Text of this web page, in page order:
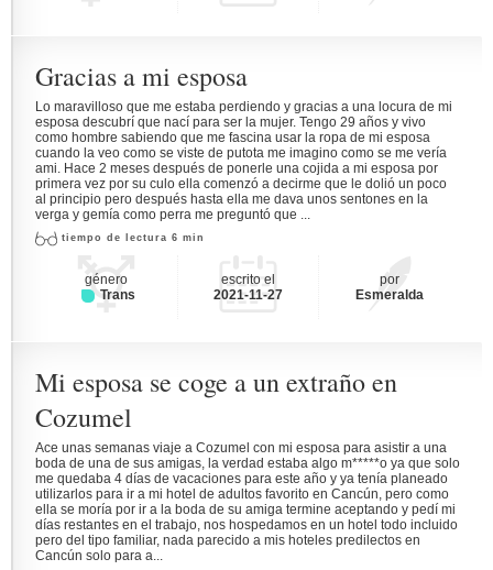
Gracias a mi esposa
Lo maravilloso que me estaba perdiendo y gracias a una locura de mi
esposa descubrí que nací para ser la mujer. Tengo 29 años y vivo
como hombre sabiendo que me fascina usar la ropa de mi esposa
cuando la veo como se viste de putota me imagino como se me vería
ami. Hace 2 meses después de ponerle una cojida a mi esposa por
primera vez por su culo ella comenzó a decirme que le dolió un poco
al principio pero después hasta ella me dava unos sentones en la
verga y gemía como perra me preguntó que ...
tiempo de lectura 6 min
género
Trans
escrito el
2021-11-27
por
Esmeralda
Mi esposa se coge a un extraño en
Cozumel
Ace unas semanas viaje a Cozumel con mi esposa para asistir a una
boda de una de sus amigas, la verdad estaba algo m*****o ya que solo
me quedaba 4 días de vacaciones para este año y ya tenía planeado
utilizarlos para ir a mi hotel de adultos favorito en Cancún, pero como
ella se moría por ir a la boda de su amiga termine aceptando y pedí mi
días restantes en el trabajo, nos hospedamos en un hotel todo incluido
pero del tipo familiar, nada parecido a mis hoteles predilectos en
Cancún solo para a...